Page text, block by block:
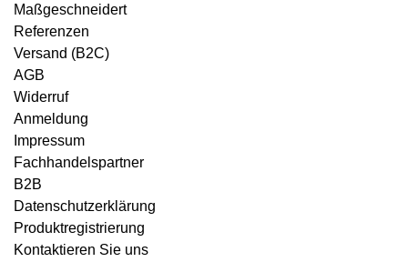
Maßgeschneidert
Referenzen
Versand (B2C)
AGB
Widerruf
Anmeldung
Impressum
Fachhandelspartner
B2B
Datenschutzerklärung
Produktregistrierung
Kontaktieren Sie uns